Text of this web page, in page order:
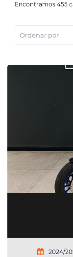
Encontramos 455
2024/